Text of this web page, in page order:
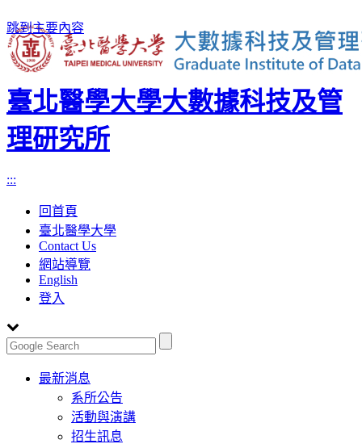
跳到主要內容
臺北醫學大學大數據科技及管
理研究所
:::
回首頁
臺北醫學大學
Contact Us
網站導覽
English
登入
Toggle
navigation
最新消息
系所公告
活動與演講
招生訊息